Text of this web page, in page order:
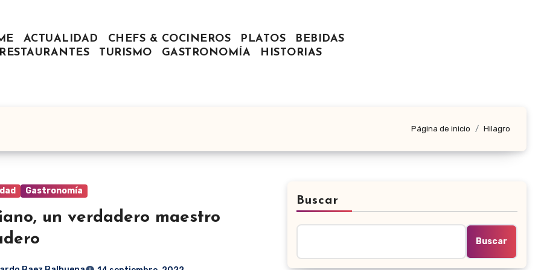
ACTUALIDAD CHEFS & COCINEROS PLATOS
BEBIDAS
RESTAURANTES
TURISMO GASTRONOMÍA HISTORIAS
Página de inicio Hilagro
Gastronomía
un verdadero maestro
Buscar
Buscar